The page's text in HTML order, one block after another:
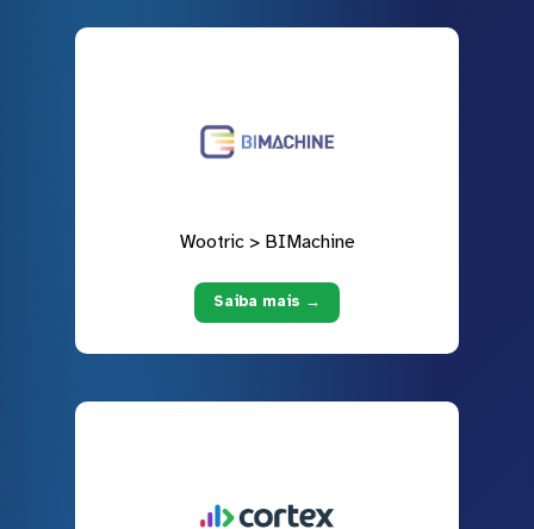
Wootric > BIMachine
Saiba mais →